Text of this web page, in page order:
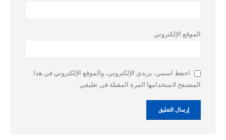
الموقع الإلكتروني
احفظ اسمي، بريدي الإلكتروني، والموقع الإلكتروني في هذا
المتصفح لاستخدامها المرة المقبلة في تعليقي.